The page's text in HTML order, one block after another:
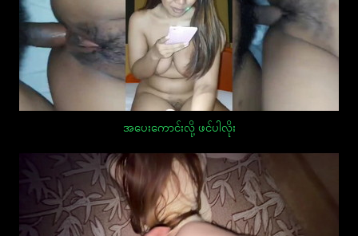
အပေးကောင်းလို့ ဖင်ပါလိုး